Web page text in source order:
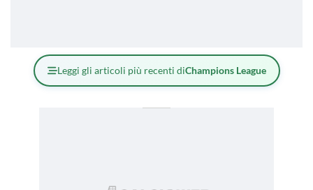
Leggi gli articoli più recenti diChampions League